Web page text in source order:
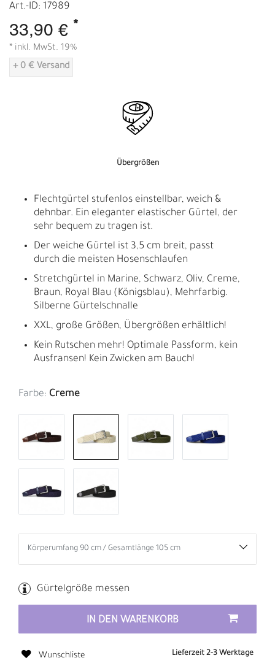
Art.-ID: 17989
33,90 € *
* inkl. MwSt. 19%
+ 0 € Versand
Übergrößen
Flechtgürtel stufenlos einstellbar, weich &
dehnbar. Ein eleganter elastischer Gürtel, der
sehr bequem zu tragen ist.
Der weiche Gürtel ist 3,5 cm breit, passt
durch die meisten Hosenschlaufen
Stretchgürtel in Marine, Schwarz, Oliv, Creme,
Braun, Royal Blau (Königsblau), Mehrfarbig.
Silberne Gürtelschnalle
XXL, große Größen, Übergrößen erhältlich!
Kein Rutschen mehr! Optimale Passform, kein
Ausfransen! Kein Zwicken am Bauch!
Farbe: Creme
Gürtelgröße messen
IN DEN WARENKORB
Wunschliste Lieferzeit 2-3 Werktage